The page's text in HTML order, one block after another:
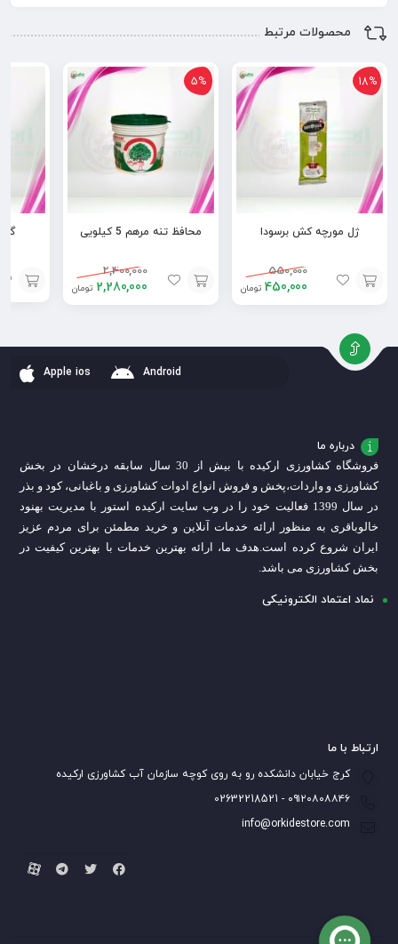
محصولات مرتبط
18%
ژل مورچه کش برسودا
550,000
450,000 تومان
افزودن
به
سبد
5%
محافظ تنه مرهم 5 کیلویی
2,400,000
2,280,000 تومان
افزودن
افزودن
Apple ios Android
درباره ما
فروشگاه کشاورزی ارکیده با بیش از 30 سال سابقه درخشان در بخش
کشاورزی و واردات،پخش و فروش انواع ادوات کشاورزی و باغبانی، کود و بذر
در سال 1399 فعالیت خود را در وب سایت ارکیده استور با مدیریت بهنود
خالوباقری به منظور ارائه خدمات آنلاین و خرید مطمئن برای مردم عزیز
ایران شروع کرده است.هدف ما، ارائه بهترین خدمات با بهترین کیفیت در
بخش کشاورزی می باشد.
نماد اعتماد الکترونیکی
ارتباط با ما
کرج خیابان دانشکده رو به روی کوچه سازمان آب کشاورزی ارکیده
۰۹۱۲۰۸۰۸۸۴۶ - 02632218521
info@orkidestore.com